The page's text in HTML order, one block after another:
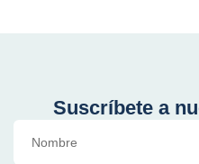
Suscríbete a